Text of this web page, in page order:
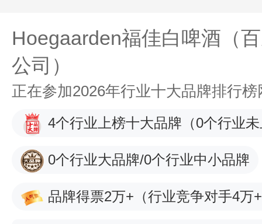
Hoegaarden福佳白啤酒（
公司）
正在参加2026年行业十大品牌排行
4个行业上榜十大品牌 （0个行业
0个行业大品牌/0个行业中小品牌
品牌得票2万+ （行业竞争对手4万